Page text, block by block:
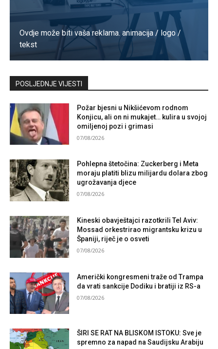
Ovdje može biti vaša reklama. animacija / logo /
tekst
Kontaktirajte nas
POSLJEDNJE VIJESTI
Požar bjesni u Nikšićevom rodnom
Konjicu, ali on ni mukajet… kulira u svojoj
omiljenoj pozi i grimasi
07/08/2026
Pohlepna štetočina: Zuckerberg i Meta
moraju platiti blizu milijardu dolara zbog
ugrožavanja djece
07/08/2026
Kineski obavještajci razotkrili Tel Aviv:
Mossad orkestrirao migrantsku krizu u
Španiji, riječ je o osveti
07/08/2026
Američki kongresmeni traže od Trampa
da vrati sankcije Dodiku i bratiji iz RS-a
07/08/2026
ŠIRI SE RAT NA BLISKOM ISTOKU: Sve je
spremno za napad na Saudijsku Arabiju